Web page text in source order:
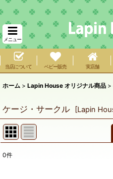
メニュー
当店について ベビー販売 実店舗
ホーム > Lapin House オリジナル商品 >
ケージ・サークル [Lapin
0件